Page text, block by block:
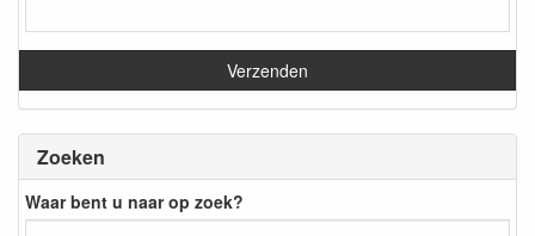
Zoeken
Waar bent u naar op zoek?